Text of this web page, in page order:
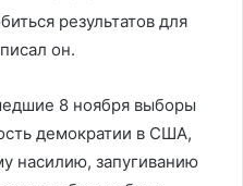
результатов для
он.
8 ноября выборы
демократии в США,
насилию, запугиванию